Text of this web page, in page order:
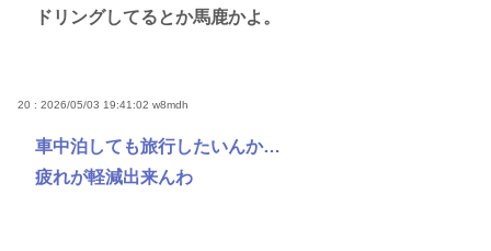
ドリングしてるとか馬鹿かよ。
20 : 2026/05/03 19:41:02 w8mdh
車中泊しても旅行したいんか…
疲れが軽減出来んわ